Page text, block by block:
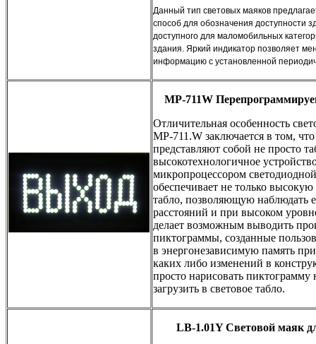
Данный тип световых маяков
способ для обозначения доступности
доступного для маломобильных
здания. Яркий индикатор позволяет
информацию с установленной
MP-711W
Отличительная особенность
МР-711.W заключается в том,
представляют собой не просто
высокотехнологичное
микропроцессором
обеспечивает не только высокую
табло, позволяющую наблюдать
расстояний и при высоком
делает возможным выводить
пиктограммы, созданные
в энергонезависимую память
каких либо изменений в
просто нарисовать пиктограмму
загрузить в световое табло.
LB-1.01Y Световой маяк